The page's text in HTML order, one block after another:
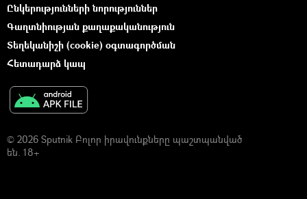
Ընկերությունների նորություններ
Գաղտնիության քաղաքականություն
Տեղեկանիշի (cookie) օգտագործման
Հետադարձ կապ
© 2026 Sputnik Բոլոր իրավունքները պաշտպանված
են. 18+